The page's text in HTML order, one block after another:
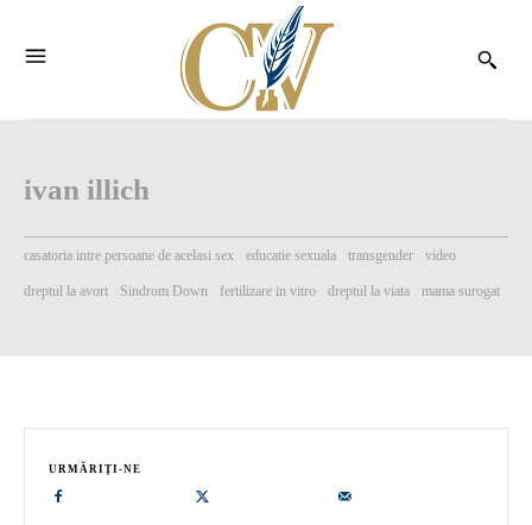
ivan illich
casatoria intre persoane de acelasi sex educatie sexuala transgender video
dreptul la avort Sindrom Down fertilizare in vitro dreptul la viata mama surogat
URMĂRIȚI-NE